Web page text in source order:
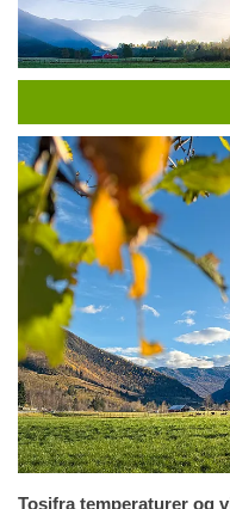
Tosifra temperaturer og